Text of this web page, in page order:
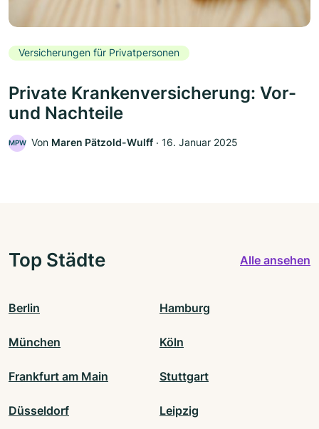
Versicherungen für Privatpersonen
Private Krankenversicherung: Vor-
und Nachteile
MPW Von Maren Pätzold-Wulff ‧ 16. Januar 2025
Top Städte Alle ansehen
Berlin Hamburg
München Köln
Frankfurt am Main Stuttgart
Düsseldorf Leipzig